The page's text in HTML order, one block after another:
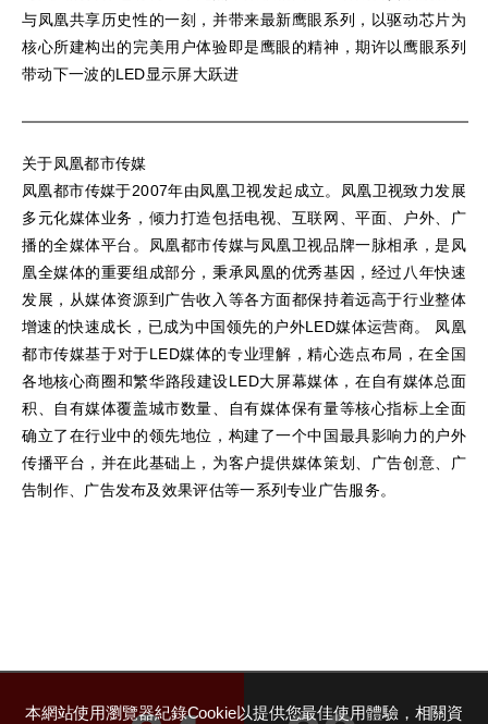
与凤凰共享历史性的一刻，并带来最新鹰眼系列，以驱动芯片为
核心所建构出的完美用户体验即是鹰眼的精神，期许以鹰眼系列
带动下一波的LED显示屏大跃进
关于凤凰都市传媒
凤凰都市传媒于2007年由凤凰卫视发起成立。凤凰卫视致力发展
多元化媒体业务，倾力打造包括电视、互联网、平面、户外、广
播的全媒体平台。凤凰都市传媒与凤凰卫视品牌一脉相承，是凤
凰全媒体的重要组成部分，秉承凤凰的优秀基因，经过八年快速
发展，从媒体资源到广告收入等各方面都保持着远高于行业整体
增速的快速成长，已成为中国领先的户外LED媒体运营商。 凤凰
都市传媒基于对于LED媒体的专业理解，精心选点布局，在全国
各地核心商圈和繁华路段建设LED大屏幕媒体，在自有媒体总面
积、自有媒体覆盖城市数量、自有媒体保有量等核心指标上全面
确立了在行业中的领先地位，构建了一个中国最具影响力的户外
传播平台，并在此基础上，为客户提供媒体策划、广告创意、广
告制作、广告发布及效果评估等一系列专业广告服务。
本網站使用瀏覽器紀錄Cookie以提供您最佳使用體驗，相關資